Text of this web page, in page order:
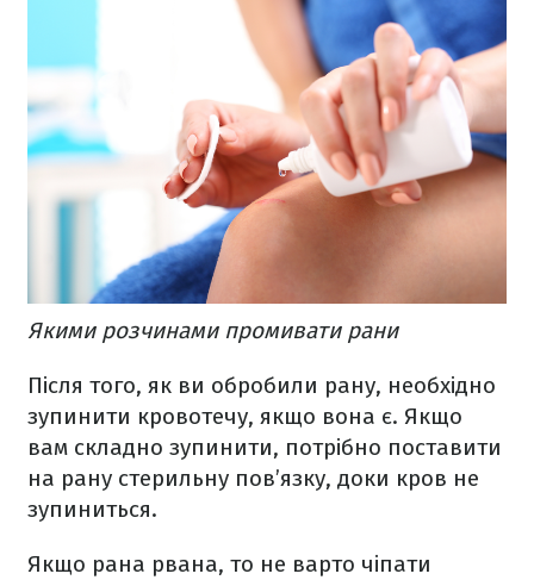
Якими розчинами промивати рани
Після того, як ви обробили рану, необхідно
зупинити кровотечу, якщо вона є. Якщо
вам складно зупинити, потрібно поставити
на рану стерильну пов’язку, доки кров не
зупиниться.
Якщо рана рвана, то не варто чіпати